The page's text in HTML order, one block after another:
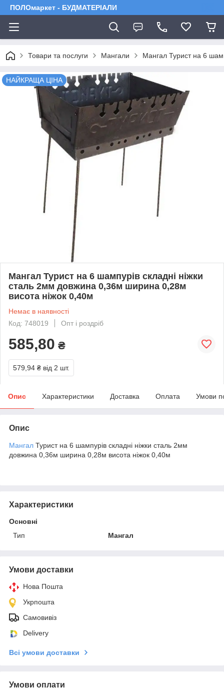
ПОЛОмаркет - БУДМАТЕРІАЛИ
Товари та послуги Мангали Мангал Турист на 6
НАЙКРАЩА ЦІНА
Мангал Турист на 6 шампурів складні ніжки
сталь 2мм довжина 0,36м ширина 0,28м
висота ніжок 0,40м
Немає в наявності
Код: 748019
Опт і роздріб
585,80 ₴
579,94 ₴ від 2 шт.
Опис Характеристики Доставка Оплата Умови
Опис
Мангал Турист на 6 шампурів складні ніжки сталь 2мм
довжина 0,36м ширина 0,28м висота ніжок 0,40м
Характеристики
Основні
Тип
Мангал
Умови доставки
Нова Пошта
Укрпошта
Самовивіз
Delivery
Всі умови доставки
Умови оплати